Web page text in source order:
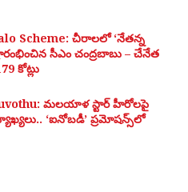
Scheme: చీరాలలో ‘నేతన్న
సీఎం చంద్రబాబు – చేనేత
కోట్లు
మలయాళ స్టార్ హీరోలపై
‘ఐనోబడీ’ ప్రమోషన్స్‌లో